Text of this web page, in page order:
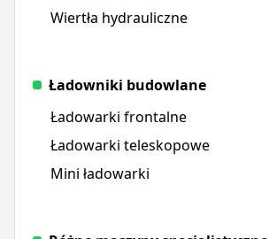
Wiertła hydrauliczne
Ładowniki budowlane
Ładowarki frontalne
Ładowarki teleskopowe
Mini ładowarki